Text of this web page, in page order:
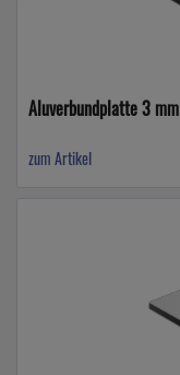
Aluverbundplatte 3 mm
zum Artikel